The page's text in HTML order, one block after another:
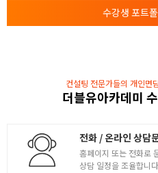
- 채색도구를 사용한 명암
- 다양한 재료로 건축 및 인
- 소파 / 침대 / 의자 / 가구
- 소점 외관투시 연습 ( 건축
- 예시를 통한 입면도 외관
수강생 포트
컨설팅 전문가들의 개인면
더블유아카데미
전화 / 온라인 상담
홈페이지 또는 전화로
상담 일정을 조율합니